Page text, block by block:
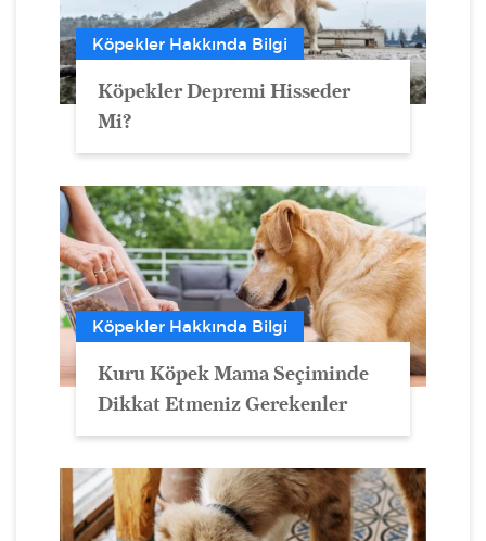
Köpekler Hakkında Bilgi
Köpekler Depremi Hisseder
Mi?
Köpekler Hakkında Bilgi
Kuru Köpek Mama Seçiminde
Dikkat Etmeniz Gerekenler